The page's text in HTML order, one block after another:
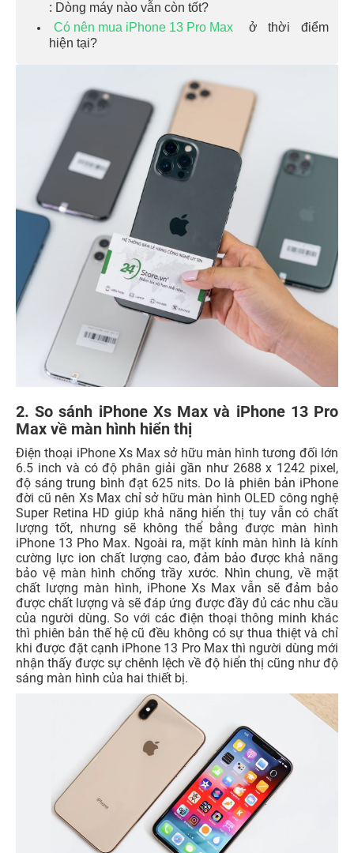
: Dòng máy nào vẫn còn tốt?
Có nên mua iPhone 13 Pro Max ở thời điểm
hiện tại?
2. So sánh iPhone Xs Max và iPhone 13 Pro
Max về màn hình hiển thị
Điện thoại iPhone Xs Max sở hữu màn hình tương đối lớn
6.5 inch và có độ phân giải gần như 2688 x 1242 pixel,
độ sáng trung bình đạt 625 nits. Do là phiên bản iPhone
đời cũ nên Xs Max chỉ sở hữu màn hình OLED công nghệ
Super Retina HD giúp khả năng hiển thị tuy vẫn có chất
lượng tốt, nhưng sẽ không thể bằng được màn hình
iPhone 13 Pho Max. Ngoài ra, mặt kính màn hình là kính
cường lực ion chất lượng cao, đảm bảo được khả năng
bảo vệ màn hình chống trầy xước. Nhìn chung, về mặt
chất lượng màn hình, iPhone Xs Max vẫn sẽ đảm bảo
được chất lượng và sẽ đáp ứng được đầy đủ các nhu cầu
của người dùng. So với các điện thoại thông minh khác
thì phiên bản thế hệ cũ đều không có sự thua thiệt và chỉ
khi được đặt cạnh iPhone 13 Pro Max thì người dùng mới
nhận thấy được sự chênh lệch về độ hiển thị cũng như độ
sáng màn hình của hai thiết bị.